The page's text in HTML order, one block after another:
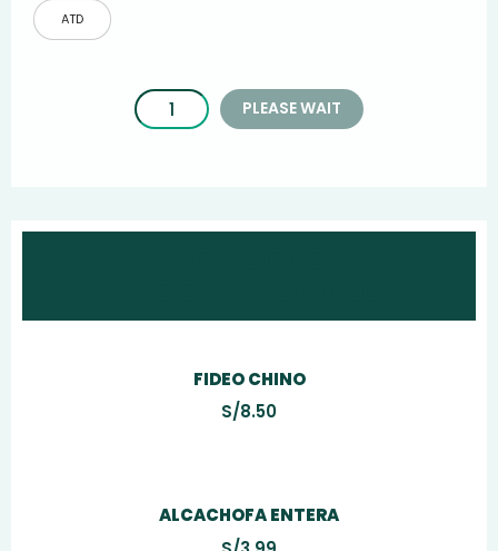
ATD
PLEASE WAIT
FIDEO CHINO
S/8.50
ALCACHOFA ENTERA